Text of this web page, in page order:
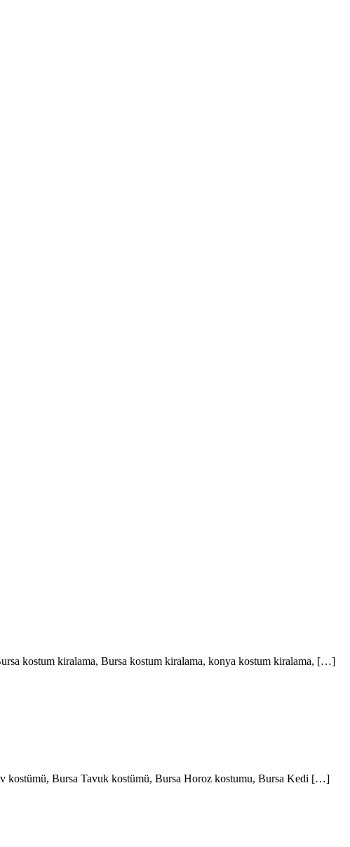
kostum kiralama, Bursa kostum kiralama, konya kostum kiralama, […]
kostümü, Bursa Tavuk kostümü, Bursa Horoz kostumu, Bursa Kedi […]